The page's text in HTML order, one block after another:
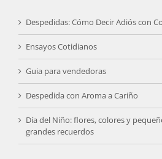
Despedidas: Cómo Decir Adiós con
Ensayos Cotidianos
Guia para vendedoras
Despedida con Aroma a Cariño
Día del Niño: flores, colores y
grandes recuerdos